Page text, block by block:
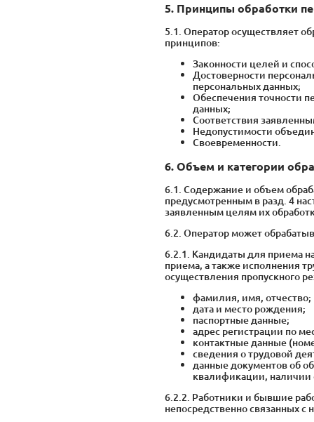
5. Принципы обработки
5.1. Оператор осуществляет
принципов:
Законности целей и
Достоверности
персональных данных;
Обеспечения точности
данных;
Соответствия
Недопустимости
Своевременности.
6. Объем и категории
6.1. Содержание и объем
предусмотренным в разд. 4
заявленным целям их
6.2. Оператор может
6.2.1. Кандидаты для приема
приема, а также исполнения
осуществления пропускного
фамилия, имя, отчество;
дата и место рождения;
паспортные данные;
адрес регистрации по
контактные данные
сведения о трудовой
данные документов об
квалификации, наличии
6.2.2. Работники и бывшие
непосредственно связанных